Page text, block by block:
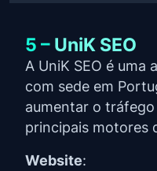
5 – UniK SEO
A UniK SEO é uma
com sede em
aumentar o
principais motores
Website: